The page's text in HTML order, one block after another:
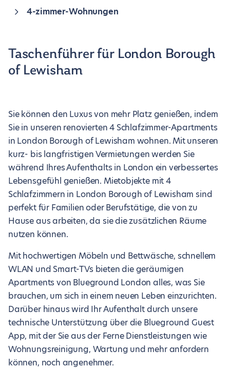
4-zimmer-Wohnungen
Taschenführer für London Borough
of Lewisham
Sie können den Luxus von mehr Platz genießen, indem
Sie in unseren renovierten 4 Schlafzimmer-Apartments
in London Borough of Lewisham wohnen. Mit unseren
kurz- bis langfristigen Vermietungen werden Sie
während Ihres Aufenthalts in London ein verbessertes
Lebensgefühl genießen. Mietobjekte mit 4
Schlafzimmern in London Borough of Lewisham sind
perfekt für Familien oder Berufstätige, die von zu
Hause aus arbeiten, da sie die zusätzlichen Räume
nutzen können.
Mit hochwertigen Möbeln und Bettwäsche, schnellem
WLAN und Smart-TVs bieten die geräumigen
Apartments von Blueground London alles, was Sie
brauchen, um sich in einem neuen Leben einzurichten.
Darüber hinaus wird Ihr Aufenthalt durch unsere
technische Unterstützung über die Blueground Guest
App, mit der Sie aus der Ferne Dienstleistungen wie
Wohnungsreinigung, Wartung und mehr anfordern
können, noch angenehmer.